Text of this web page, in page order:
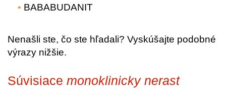
BABABUDANIT
Nenašli ste, čo ste hľadali? Vyskúšajte podobné
výrazy nižšie.
Súvisiace monoklinicky nerast